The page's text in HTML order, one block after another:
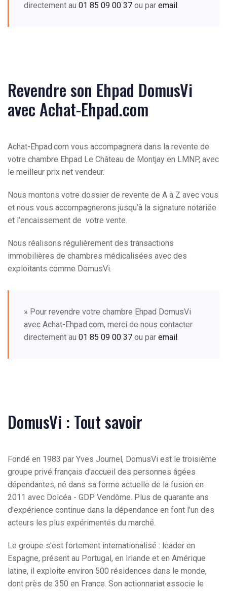
directement au 01 85 09 00 37 ou par email.
Revendre son Ehpad DomusVi
avec Achat-Ehpad.com
Achat-Ehpad.com vous accompagnera dans la revente de
votre chambre Ehpad Le Château de Montjay en LMNP, avec
le meilleur prix net vendeur.
Nous montons votre dossier de revente de A à Z avec vous
et nous vous accompagnerons jusqu’à la signature notariée
et l’encaissement de votre vente.
Nous réalisons régulièrement des transactions
immobilières de chambres médicalisées avec des
exploitants comme DomusVi.
» Pour revendre votre chambre Ehpad DomusVi
avec Achat-Ehpad.com, merci de nous contacter
directement au 01 85 09 00 37 ou par email.
DomusVi : Tout savoir
Fondé en 1983 par Yves Journel, DomusVi est le troisième
groupe privé français d'accueil des personnes âgées
dépendantes, né dans sa forme actuelle de la fusion en
2011 avec Dolcéa - GDP Vendôme. Plus de quarante ans
d'expérience continue dans la dépendance en font l'un des
acteurs les plus expérimentés du marché.
Le groupe s'est fortement internationalisé : leader en
Espagne, présent au Portugal, en Irlande et en Amérique
latine, il exploite environ 500 résidences dans le monde,
dont près de 350 en France. Son actionnariat associe le